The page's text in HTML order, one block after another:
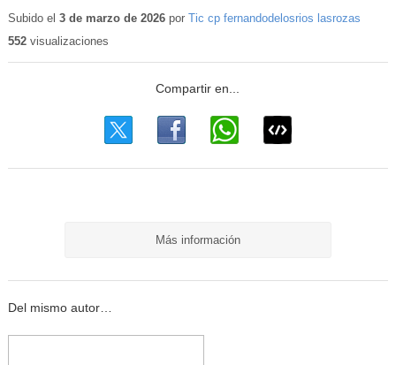
educativo
Subido el 3 de marzo de 2026por Tic cp fernandodelosrios lasrozas
552visualizaciones
Más información
Del mismo autor…